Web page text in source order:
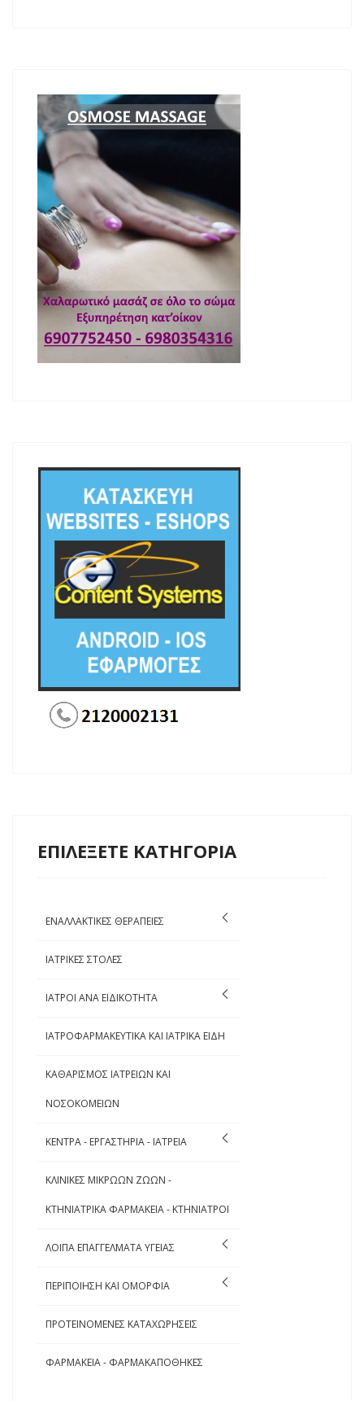
ΕΠΙΛΕΞΕΤΕ ΚΑΤΗΓΟΡΙΑ
ΕΝΑΛΛΑΚΤΙΚΕΣ ΘΕΡΑΠΕΙΕΣ
ΙΑΤΡΙΚΕΣ ΣΤΟΛΕΣ
ΙΑΤΡΟΙ ΑΝΑ ΕΙΔΙΚΟΤΗΤΑ
ΙΑΤΡΟΦΑΡΜΑΚΕΥΤΙΚΑ ΚΑΙ ΙΑΤΡΙΚΑ ΕΙΔΗ
ΚΑΘΑΡΙΣΜΟΣ ΙΑΤΡΕΙΩΝ ΚΑΙ
ΝΟΣΟΚΟΜΕΙΩΝ
ΚΕΝΤΡΑ - ΕΡΓΑΣΤΗΡΙΑ - ΙΑΤΡΕΙΑ
ΚΛΙΝΙΚΕΣ ΜΙΚΡΩΩΝ ΖΩΩΝ -
ΚΤΗΝΙΑΤΡΙΚΑ ΦΑΡΜΑΚΕΙΑ - ΚΤΗΝΙΑΤΡΟΙ
ΛΟΙΠΑ ΕΠΑΓΓΕΛΜΑΤΑ ΥΓΕΙΑΣ
ΠΕΡΙΠΟΙΗΣΗ ΚΑΙ ΟΜΟΡΦΙΑ
ΠΡΟΤΕΙΝΟΜΕΝΕΣ ΚΑΤΑΧΩΡΗΣΕΙΣ
ΦΑΡΜΑΚΕΙΑ - ΦΑΡΜΑΚΑΠΟΘΗΚΕΣ